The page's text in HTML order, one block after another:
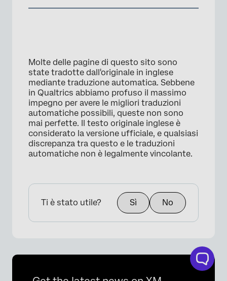
Molte delle pagine di questo sito sono
state tradotte dall'originale in inglese
mediante traduzione automatica. Sebbene
in Qualtrics abbiamo profuso il massimo
impegno per avere le migliori traduzioni
automatiche possibili, queste non sono
mai perfette. Il testo originale inglese è
considerato la versione ufficiale, e qualsiasi
discrepanza tra questo e le traduzioni
automatiche non è legalmente vincolante.
Ti è stato utile? Sì No